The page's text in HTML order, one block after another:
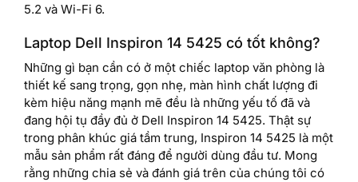
5.2 và Wi-Fi 6.
Laptop Dell Inspiron 14 5425 có tốt không?
Những gì bạn cần có ở một chiếc laptop văn phòng là
thiết kế sang trọng, gọn nhẹ, màn hình chất lượng đi
kèm hiệu năng mạnh mẽ đều là những yếu tố đã và
đang hội tụ đầy đủ ở Dell Inspiron 14 5425. Thật sự
trong phân khúc giá tầm trung, Inspiron 14 5425 là một
mẫu sản phẩm rất đáng để người dùng đầu tư. Mong
rằng những chia sẻ và đánh giá trên của chúng tôi có